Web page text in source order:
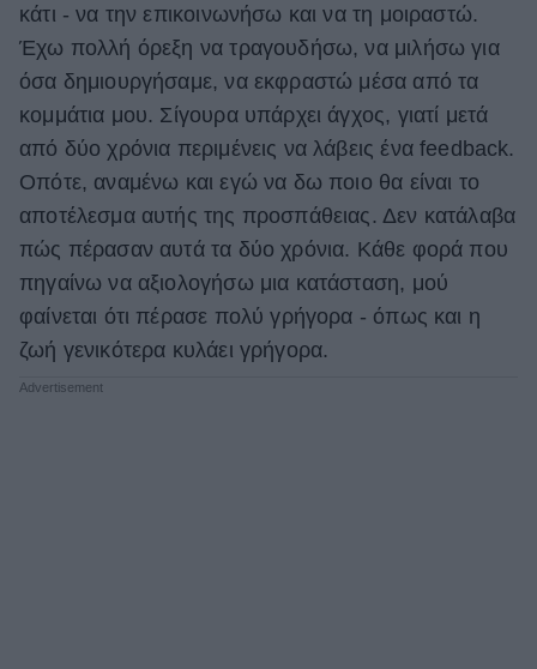
κάτι - να την επικοινωνήσω και να τη μοιραστώ.
Έχω πολλή όρεξη να τραγουδήσω, να μιλήσω για
όσα δημιουργήσαμε, να εκφραστώ μέσα από τα
κομμάτια μου. Σίγουρα υπάρχει άγχος, γιατί μετά
από δύο χρόνια περιμένεις να λάβεις ένα feedback.
Οπότε, αναμένω και εγώ να δω ποιο θα είναι το
αποτέλεσμα αυτής της προσπάθειας. Δεν κατάλαβα
πώς πέρασαν αυτά τα δύο χρόνια. Κάθε φορά που
πηγαίνω να αξιολογήσω μια κατάσταση, μού
φαίνεται ότι πέρασε πολύ γρήγορα - όπως και η
ζωή γενικότερα κυλάει γρήγορα.